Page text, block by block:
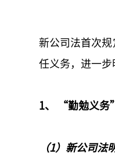
新公司法首次
任义务，进一步
1、 “勤勉义务
（1）新公司